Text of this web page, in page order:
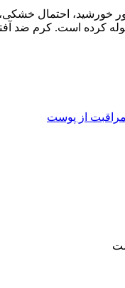
احتمال خشکی،
کرده است. کرم ضد
از پوست